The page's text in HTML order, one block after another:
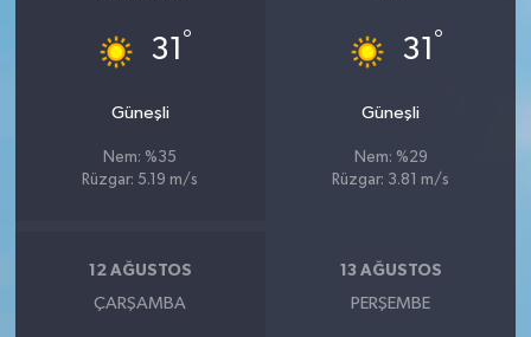
31 °
Güneşli
Nem: %35
Rüzgar: 5.19 m/s
31 °
Güneşli
Nem: %29
Rüzgar: 3.81 m/s
12 AĞUSTOS
ÇARŞAMBA
13 AĞUSTOS
PERŞEMBE